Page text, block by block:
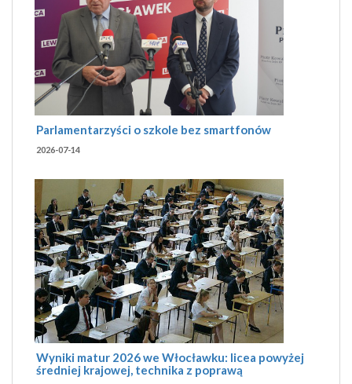
Parlamentarzyści o szkole bez smartfonów
2026-07-14
Wyniki matur 2026 we Włocławku: licea powyżej
średniej krajowej, technika z poprawą